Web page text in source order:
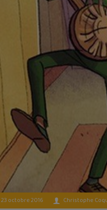
23 octobre 2016 Christophe